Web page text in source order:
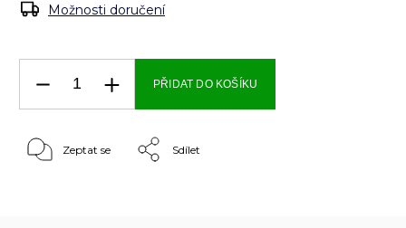
Možnosti doručení
PŘIDAT DO KOŠÍKU
Zeptat se Sdílet